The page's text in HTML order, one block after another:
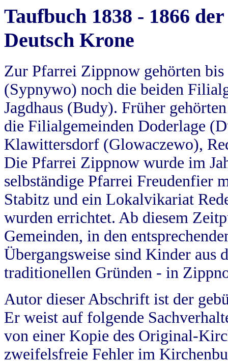
Taufbuch 1838 - 1866
Deutsch Krone
Zur Pfarrei Zippnow gehörten
(Sypnywo) noch die beiden
Jagdhaus (Budy). Früher
die Filialgemeinden Doderlage
Klawittersdorf (Glowaczewo),
Die Pfarrei Zippnow wurde im
selbständige Pfarrei Freudenfier
Stabitz und ein Lokalvikariat
wurden errichtet. Ab diesem
Gemeinden, in den
Übergangsweise sind Kinder aus
traditionellen Gründen - in
Autor dieser Abschrift ist der
Er weist auf folgende
von einer Kopie des Original-
zweifelsfreie Fehler im